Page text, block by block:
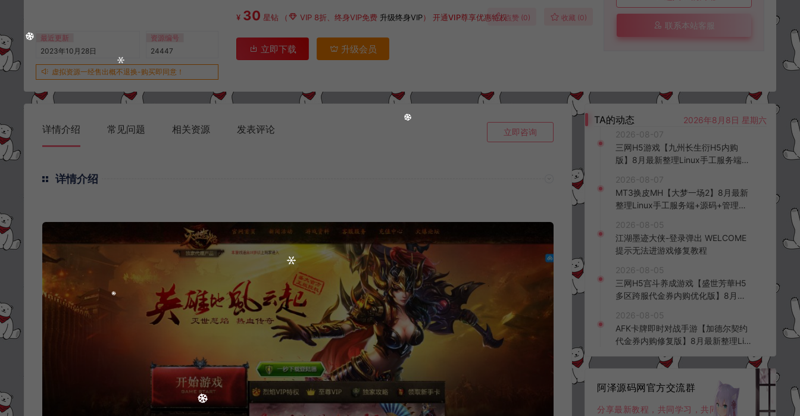
最近更新
2023年10月28日
资源编号
24447
虚拟资源一经售出概不退换-购买即同意！
¥ 30 星钻 （ VIP 8折、终身VIP免费 升级终身VIP）开通VIP尊享优惠特权点赞 (0) 收藏 (0)
立即下载 升级会员
联系本站客服
详情介绍 常见问题 相关资源 发表评论 立即咨询
详情介绍
TA的动态
2026年8月8日 星期六
2026-08-07
三网H5游戏【九州长生衍H5内购
版】8月最新整理Linux手工服务端
客户端+详细搭建教程+视频教程
2026-08-07
MT3换皮MH【大梦一场2】8月最新
整理Linux手工服务端+源码+管理后
频教程
2026-08-05
江湖墨迹大侠-登录弹出 WELCOME
提示无法进游戏修复教程
2026-08-05
三网H5宫斗养成游戏【盛世芳華H5
多区跨服代金券内购优化版】8月最
台+全资源安卓+详细搭建教程+视频
教程
2026-08-05
AFK卡牌即时对战手游【加德尔契约
代金券内购修复版】8月最新整理Lin
K授权后台+安卓苹果双端+详细搭建
阿泽源码网官方交流群
分享最新教程，共同学习，共同